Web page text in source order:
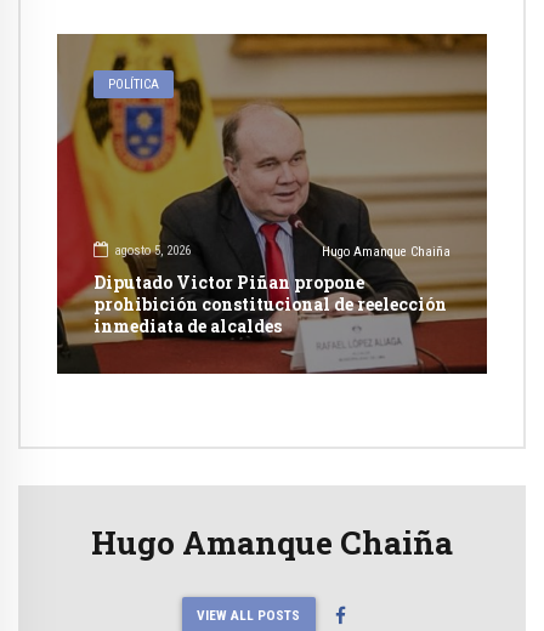
POLÍTICA
agosto 5, 2026 Hugo Amanque Chaiña
Diputado Victor Piñan propone
prohibición constitucional de reelección
inmediata de alcaldes
Hugo Amanque Chaiña
VIEW ALL POSTS